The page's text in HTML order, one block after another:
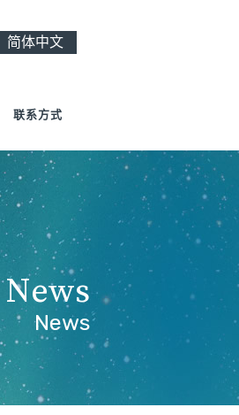
简体中文
联系方式
News
News